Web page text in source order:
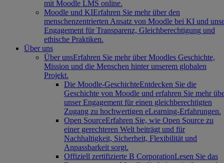
mit Moodle LMS online.
Moodle und KIErfahren Sie mehr über den
menschenzentrierten Ansatz von Moodle bei KI und
Engagement für Transparenz, Gleichberechtigung und
ethische Praktiken.
Über uns
Über unsErfahren Sie mehr über Moodles Geschichte,
Mission und die Menschen hinter unserem globalen
Projekt.
Die Moodle-GeschichteEntdecken Sie die
Geschichte von Moodle und erfahren Sie mehr
unser Engagement für einen gleichberechtigten
Zugang zu hochwertigen eLearning-Erfahrungen.
Open SourceErfahren Sie, wie Open Source zu
einer gerechteren Welt beiträgt und für
Nachhaltigkeit, Sicherheit, Flexibilität und
Anpassbarkeit sorgt.
Offiziell zertifizierte B CorporationLesen Sie das